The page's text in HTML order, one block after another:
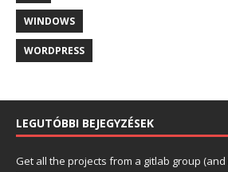
WINDOWS
WORDPRESS
LEGUTÓBBI BEJEGYZÉSEK
Get all the projects from a gitlab group (and